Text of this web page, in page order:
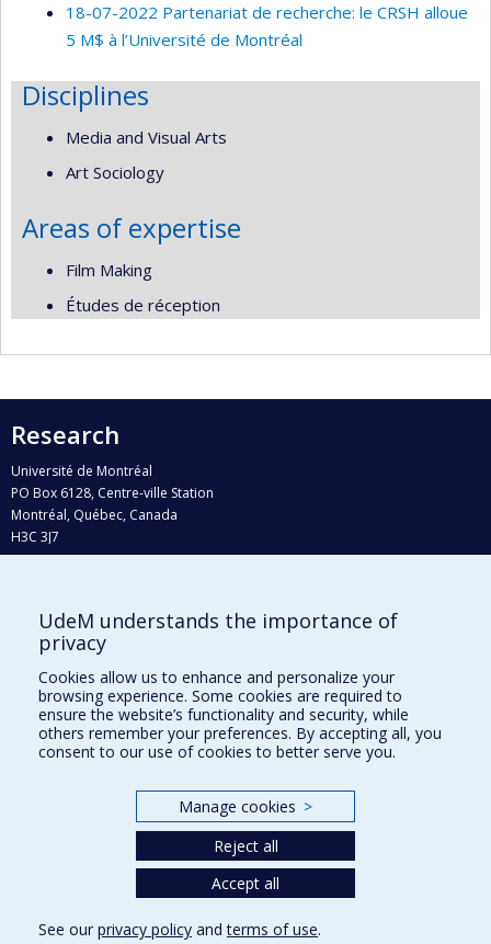
18-07-2022 Partenariat de recherche: le CRSH alloue
5 M$ à l’Université de Montréal
Disciplines
Media and Visual Arts
Art Sociology
Areas of expertise
Film Making
Études de réception
Research
Université de Montréal
PO Box 6128, Centre-ville Station
Montréal, Québec, Canada
H3C 3J7
Who does what?
Find us
Site map
Accessibility
UdeM understands the importance of
privacy
Cookies allow us to enhance and personalize your
browsing experience. Some cookies are required to
ensure the website’s functionality and security, while
others remember your preferences. By accepting all, you
consent to our use of cookies to better serve you.
Manage cookies >
Reject all
Accept all
See our privacy policy andterms of use.